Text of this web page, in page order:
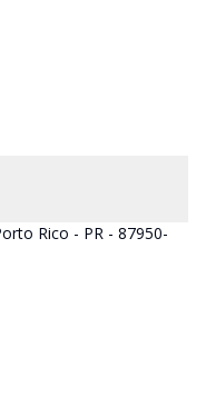
Rico - PR - 87950-